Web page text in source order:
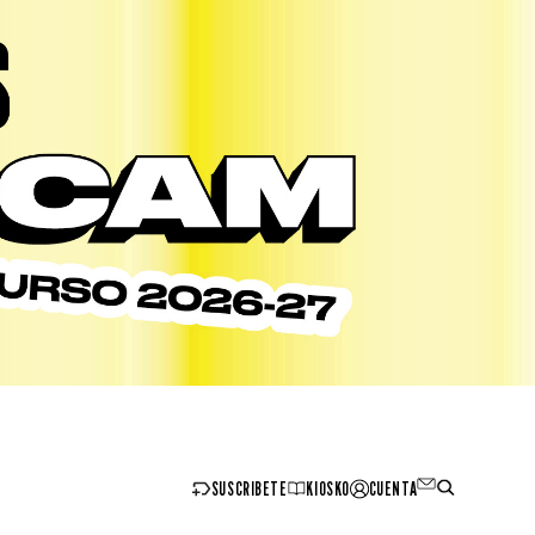
SUSCRIBETE KIOSKO CUENTA